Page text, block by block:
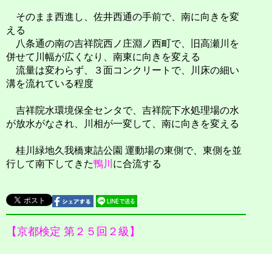
そのまま西進し、佐井西通の手前で、南に向きを変
える
八条通の南の吉祥院西ノ庄淵ノ西町で、旧高瀬川を
併せて川幅が広くなり、南東に向きを変える
流量は変わらず、３面コンクリートで、川床の細い
溝を流れている程度
吉祥院水環境保全センタで、吉祥院下水処理場の水
が放水がなされ、川相が一変して、南に向きを変える
桂川緑地久我橋東詰公園 運動場の東側で、東側を並
行して南下してきた鴨川 に合流する
【京都検定 第２５回２級】